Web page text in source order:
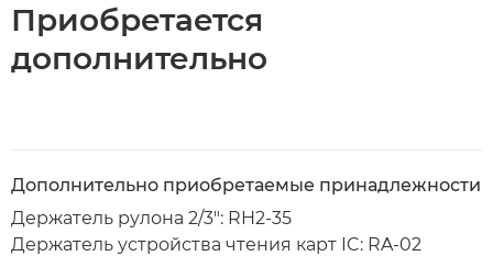
Приобретается
дополнительно
Дополнительно приобретаемые принадлежности
Держатель рулона 2/3": RH2-35
Держатель устройства чтения карт IC: RA-02